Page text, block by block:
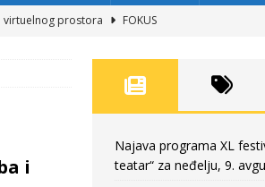
virtuelnog prostora
FOKUS
za onim što ne možemo do kraja da dokučimo
i
Najava programa XL
teatar“ za neđelju, 9.